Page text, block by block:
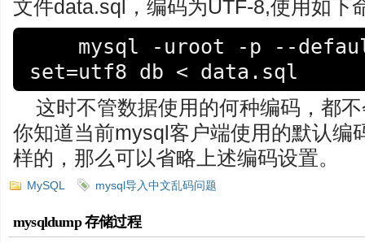
文件data.sql，编码为UTF-8,使用如下
set=utf8 db < data.sql
这时不管数据使用的何种编码，都
你知道当前mysql客户端使用的默认编
样的，那么可以省略上述编码设置。
MySQL mysql导入中文乱码问题
mysqldump 存储过程